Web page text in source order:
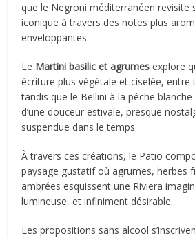
que le Negroni méditerranéen revisite
iconique à travers des notes plus
enveloppantes.
Le Martini basilic et agrumes explore
écriture plus végétale et ciselée, entre
tandis que le Bellini à la pêche
d’une douceur estivale, presque
suspendue dans le temps.
À travers ces créations, le Patio
paysage gustatif où agrumes, herbes
ambrées esquissent une Riviera
lumineuse, et infiniment désirable.
Les propositions sans alcool